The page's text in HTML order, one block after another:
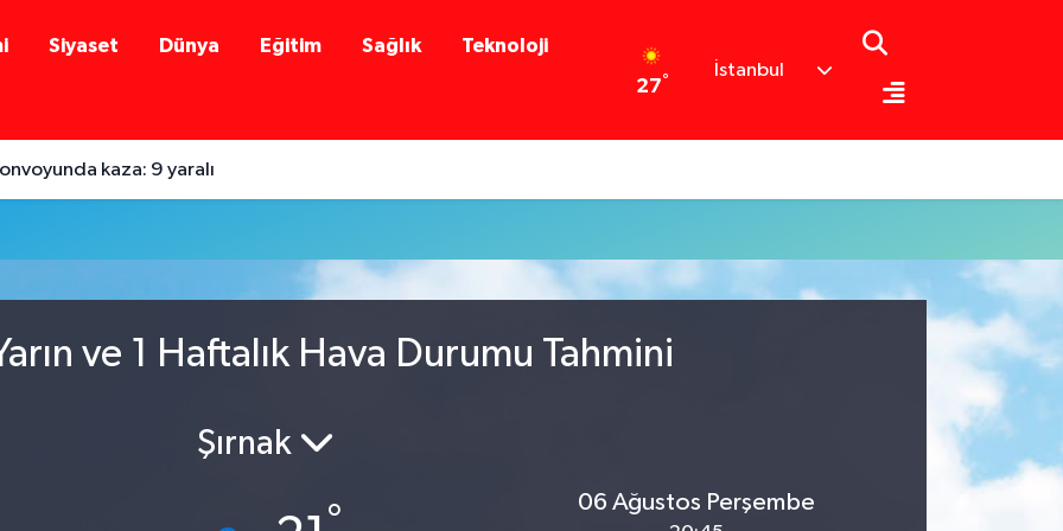
Siyaset Dünya Eğitim Sağlık Teknoloji
27°
İstanbul
kaza: 9 yaralı
ve 1 Haftalık Hava Durumu Tahmini
Şırnak
°
06 Ağustos Perşembe